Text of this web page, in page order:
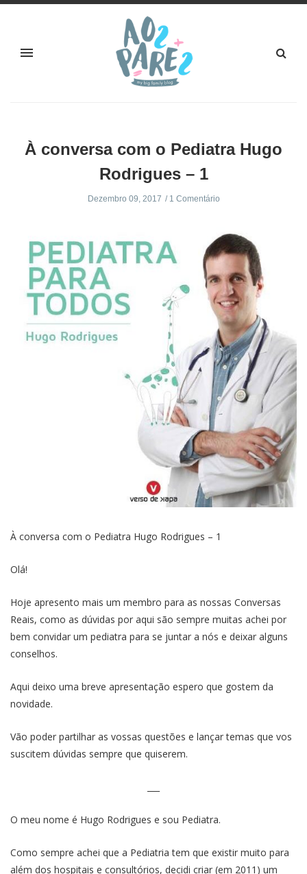
À conversa com o Pediatra Hugo
Rodrigues – 1
Dezembro 09, 2017 1 Comentário
À conversa com o Pediatra Hugo Rodrigues – 1
Olá!
Hoje apresento mais um membro para as nossas Conversas
Reais, como as dúvidas por aqui são sempre muitas achei por
bem convidar um pediatra para se juntar a nós e deixar alguns
conselhos.
Aqui deixo uma breve apresentação espero que gostem da
novidade.
Vão poder partilhar as vossas questões e lançar temas que vos
suscitem dúvidas sempre que quiserem.
O meu nome é Hugo Rodrigues e sou Pediatra.
Como sempre achei que a Pediatria tem que existir muito para
além dos hospitais e consultórios, decidi criar (em 2011) um